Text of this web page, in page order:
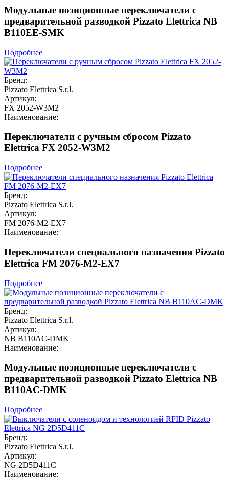
Модульные позиционные переключатели с
предварительной разводкой Pizzato Elettrica NB
B110EE-SMK
Подробнее
Бренд:
Pizzato Elettrica S.r.l.
Артикул:
FX 2052-W3M2
Наименование:
Переключатели с ручным сбросом Pizzato
Elettrica FX 2052-W3M2
Подробнее
Бренд:
Pizzato Elettrica S.r.l.
Артикул:
FM 2076-M2-EX7
Наименование:
Переключатели специального назначения Pizzato
Elettrica FM 2076-M2-EX7
Подробнее
Бренд:
Pizzato Elettrica S.r.l.
Артикул:
NB B110AC-DMK
Наименование:
Модульные позиционные переключатели с
предварительной разводкой Pizzato Elettrica NB
B110AC-DMK
Подробнее
Бренд:
Pizzato Elettrica S.r.l.
Артикул:
NG 2D5D411C
Наименование: